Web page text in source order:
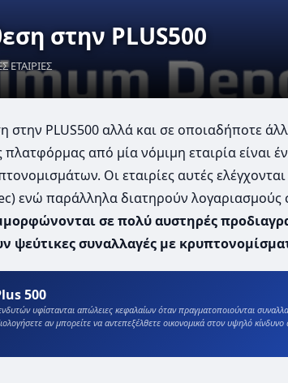
στην PLUS500
ΕΤΑΙΡΙΕΣ
στην PLUS500 αλλά και σε οποιαδήποτε
από μία νόμιμη εταιρία είναι
Οι εταιρίες αυτές
ενώ παράλληλα διατηρούν λογαριασμούς
σε πολύ αυστηρές
ψεύτικες συναλλαγές με
500
υφίστανται απώλειες κεφαλαίων όταν πραγματοποιούνται
αν μπορείτε να αντεπεξέλθετε οικονομικά στον υψηλό